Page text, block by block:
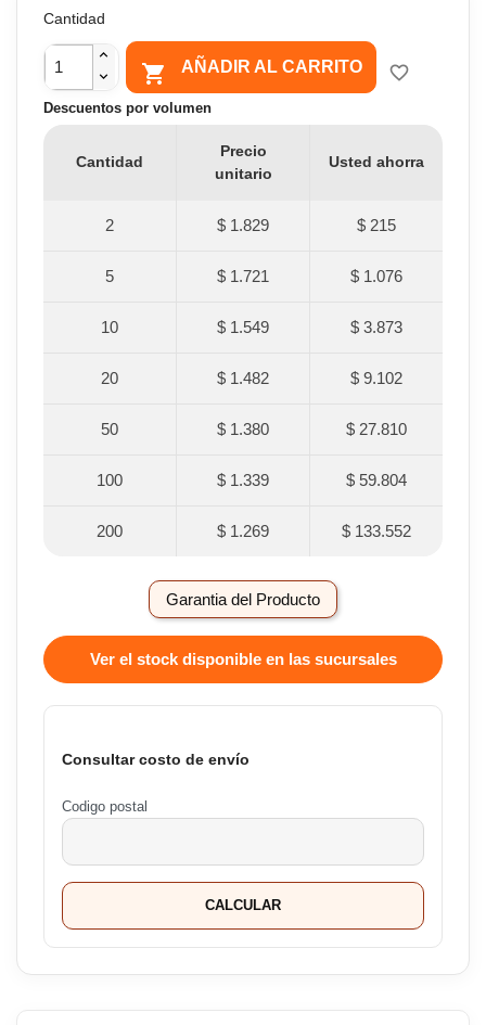
Cantidad
 AÑADIR AL CARRITO favorite_border
Descuentos por volumen
Cantidad
Precio
unitario
Usted ahorra
2 $ 1.829 $ 215
5 $ 1.721 $ 1.076
10 $ 1.549 $ 3.873
20 $ 1.482 $ 9.102
50 $ 1.380 $ 27.810
100 $ 1.339 $ 59.804
200 $ 1.269 $ 133.552
Garantia del Producto
Ver el stock disponible en las sucursales
Consultar costo de envío
Codigo postal
CALCULAR